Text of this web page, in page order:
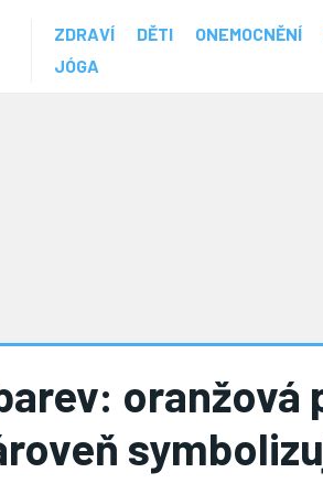
ZDRAVÍ DĚTI ONEMOCNĚNÍ
JÓGA
oranžová